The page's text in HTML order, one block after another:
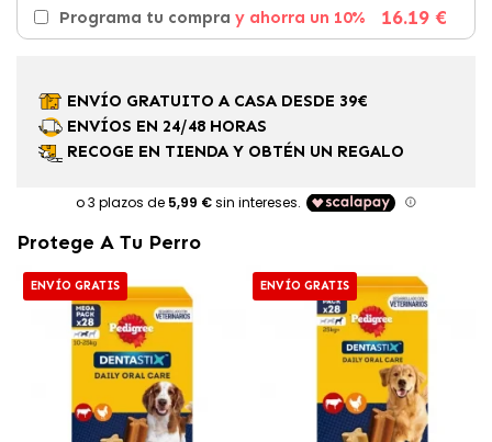
Programa tu compra y ahorra un 10% 16.19 €
ENVÍO GRATUITO A CASA DESDE 39€
ENVÍOS EN 24/48 HORAS
RECOGE EN TIENDA Y OBTÉN UN REGALO
Protege A Tu Perro
ENVÍO GRATIS ENVÍO GRATIS